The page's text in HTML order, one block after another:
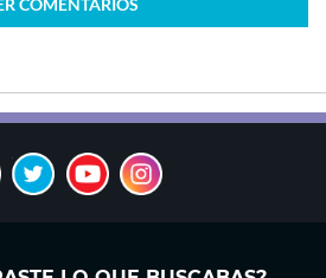
COMENTARIOS